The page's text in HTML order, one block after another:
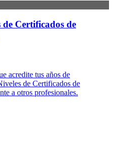
de Certificados de
acredite tus años de
de Certificados de
a otros profesionales.